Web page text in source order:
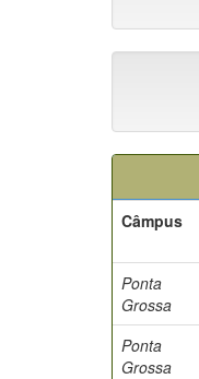
Câmpus
Ponta
Grossa
Ponta
Grossa